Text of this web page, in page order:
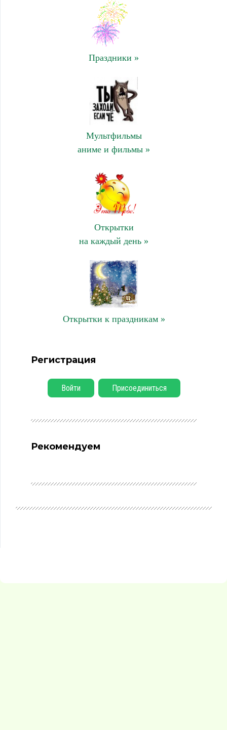
Праздники »
Мультфильмы
аниме и фильмы »
Открытки
на каждый день »
Открытки к праздникам »
Регистрация
Войти Присоединиться
Рекомендуем